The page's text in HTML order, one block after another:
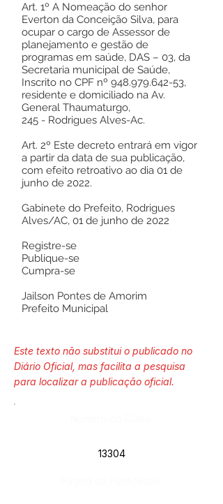
Art. 1º A Nomeação do senhor
Everton da Conceição Silva, para
ocupar o cargo de Assessor de
planejamento e gestão de
programas em saúde, DAS – 03, da
Secretaria municipal de Saúde,
Inscrito no CPF nº 948.979.642-53,
residente e domiciliado na Av.
General Thaumaturgo,
245 - Rodrigues Alves-Ac.
Art. 2º Este decreto entrará em vigor
a partir da data de sua publicação,
com efeito retroativo ao dia 01 de
junho de 2022.
Gabinete do Prefeito, Rodrigues
Alves/AC, 01 de junho de 2022
Registre-se
Publique-se
Cumpra-se
Jailson Pontes de Amorim
Prefeito Municipal
Este texto não substitui o publicado no
Diário Oficial, mas facilita a pesquisa
para localizar a publicação oficial.
13304